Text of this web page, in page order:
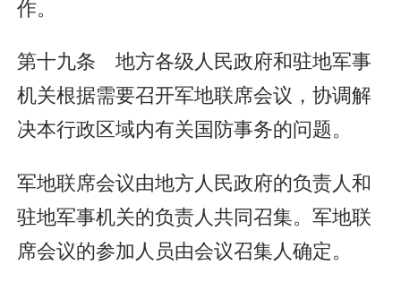
作。
第十九条 地方各级人民政府和驻地军事
机关根据需要召开军地联席会议，协调解
决本行政区域内有关国防事务的问题。
军地联席会议由地方人民政府的负责人和
驻地军事机关的负责人共同召集。军地联
席会议的参加人员由会议召集人确定。